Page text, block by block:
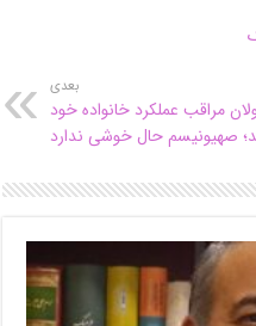
بعدی
مراقب عملکرد خانواده خود
صهیونیسم حال خوشی ندارد